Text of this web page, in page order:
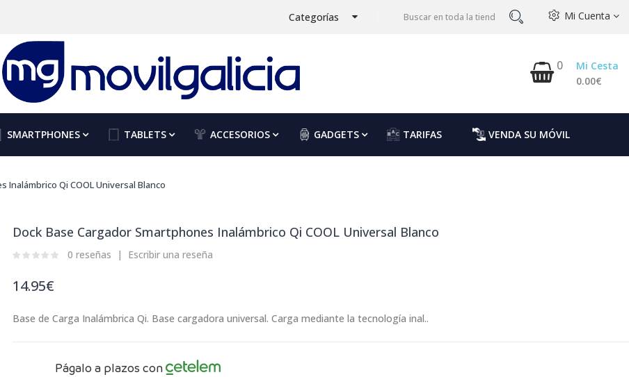
Categorías Mi Cuenta
0
Mi Cesta
0.00€
SMARTPHONES TABLETS ACCESORIOS GADGETS TARIFAS VENDA SU MÓVIL
Inalámbrico Qi COOL Universal Blanco
Dock Base Cargador Smartphones Inalámbrico Qi COOL Universal Blanco
0 reseñas Escribir una reseña
14.95€
Base de Carga Inalámbrica Qi. Base cargadora universal. Carga mediante la tecnología inal..
Págalo a plazos con